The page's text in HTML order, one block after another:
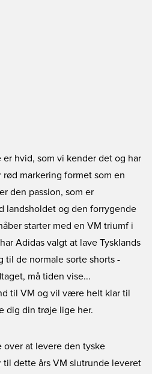
hvid, som vi kender det og har
markering formet som en
den passion, som er
landsholdet og den forrygende
starter med en VM triumf i
Adidas valgt at lave Tysklands
de normale sorte shorts -
må tiden vise...
til VM og vil være helt klar til
dig din trøje lige her.
at levere den tyske
til dette års VM slutrunde leveret